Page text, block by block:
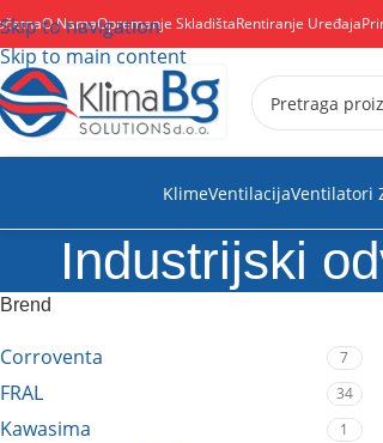
Skip to navigation
Skip to main content
O NamaOpremanje SkladištaRentiranje Uređaja
KlimeVentilacijaVentilatori
Industrijski
Brend
Corroventa 7
FRAL 34
Kawasima 1